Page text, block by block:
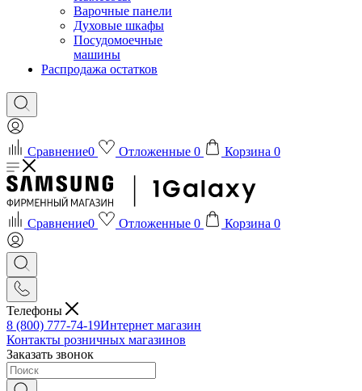
Варочные панели
Духовые шкафы
Посудомоечные
машины
Распродажа остатков
Сравнение0 Отложенные 0 Корзина 0
Сравнение0 Отложенные 0 Корзина 0
Телефоны
8 (800) 777-74-19Интернет магазин
Контакты розничных магазинов
Заказать звонок